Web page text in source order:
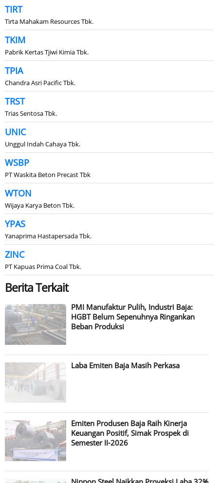
TIRT
Tirta Mahakam Resources Tbk.
TKIM
Pabrik Kertas Tjiwi Kimia Tbk.
TPIA
Chandra Asri Pacific Tbk.
TRST
Trias Sentosa Tbk.
UNIC
Unggul Indah Cahaya Tbk.
WSBP
PT Waskita Beton Precast Tbk
WTON
Wijaya Karya Beton Tbk.
YPAS
Yanaprima Hastapersada Tbk.
ZINC
PT Kapuas Prima Coal Tbk.
Berita Terkait
PMI Manufaktur Pulih, Industri Baja:
HGBT Belum Sepenuhnya Ringankan
Beban Produksi
Laba Emiten Baja Masih Perkasa
Emiten Produsen Baja Raih Kinerja
Keuangan Positif, Simak Prospek di
Semester II-2026